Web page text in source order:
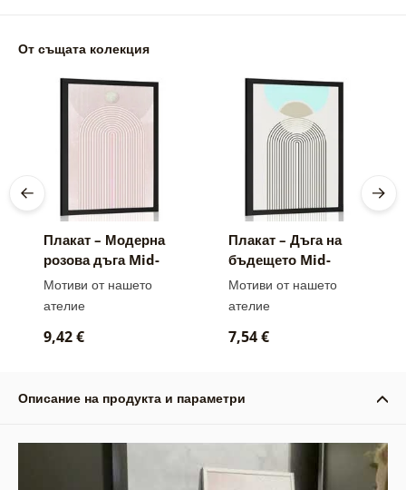
От същата колекция
Плакат – Модерна
розова дъга Mid-
Century
Мотиви от нашето
ателие
9,42 €
Плакат – Дъга на
бъдещето Mid-
Century
Мотиви от нашето
ателие
7,54 €
Описание на продукта и параметри